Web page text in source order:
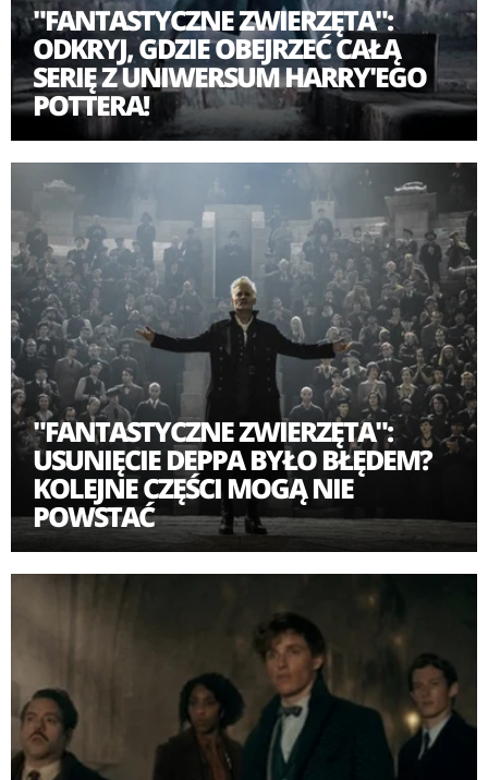
"FANTASTYCZNE ZWIERZĘTA":
ODKRYJ, GDZIE OBEJRZEĆ CAŁĄ
SERIĘ Z UNIWERSUM HARRY'EGO
POTTERA!
"FANTASTYCZNE ZWIERZĘTA":
USUNIĘCIE DEPPA BYŁO BŁĘDEM?
KOLEJNE CZĘŚCI MOGĄ NIE
POWSTAĆ